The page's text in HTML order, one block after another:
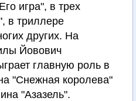
игра", в трех
в триллере
других. На
Йовович
главную роль в
"Снежная королева"
"Азазель".